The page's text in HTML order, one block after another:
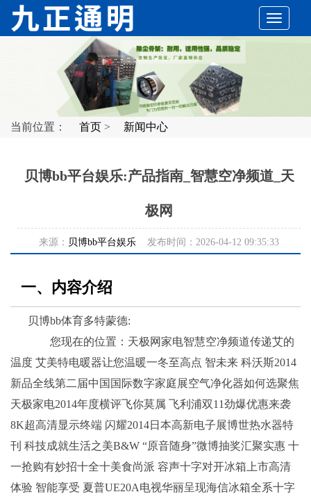
切
导
当前位置： 首页 > 新闻中心
贝博bb平台娱乐:产品指南_智慧空净频道_天
极网
来源： 贝博bb平台娱乐 发布时间：2026-04-12 09:35:33
一、内容介绍
贝博bb体育多特蒙德:
您现在的位置：天极网家电智慧空净频道传递艾的
温度 艾美特电暖器让您温暖一冬至高点 智未来 科沃斯2014
新品全线第二届中国国际数字家庭展空气净化器如何选聚焦
天极家电2014年度横评飞你莫属 飞利浦双11劲爆优惠来袭
8K超高清显示终端 闪耀2014日本高新电子展博世热水器特
刊 科技成就生活之美B&W “原音随身”微博抽奖汇聚实惠 十
一抢购有妙招十全十美食尚派 容声十字对开冰箱上市高清
体验 智能享受 夏普UE20A电视华丽呈现海信冰箱全系十字